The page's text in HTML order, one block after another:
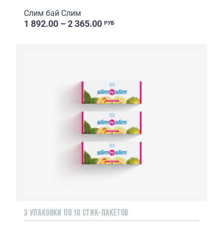
Слим бай Слим
1 892.00 – 2 365.00 РУБ
3 УПАКОВКИ ПО 10 СТИК-ПАКЕТОВ